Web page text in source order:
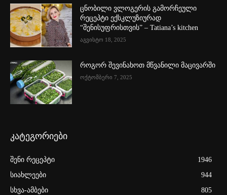
ცნობილი ვლოგერის გამორჩეული
რეცეპტი ექსკლუზიურად
“შენისუფრისთვის” – Tatiana’s kitchen
აგვისტო 18, 2025
როგორ შევინახოთ მწვანილი მაცივარში
ოქტომბერი 7, 2025
კატეგორიები
შენი რეცეპტი
1946
სიახლეები
944
სხვა-ამბები
805